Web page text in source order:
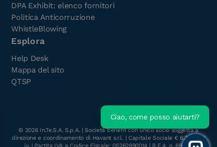
l'e-Book gratuito
DPA Exhibit: elenco fornitori
Politica Anticorruzione
WhistleBlowing
Esplora
Help Desk
Mappa del sito
QTSP
© 2026In.Te.S.A. S.p.A. | Società benefit con unico socio soggetta a
direzione e coordinamento di Havant s.r.l. | Capitale Sociale € 6.300.000
i.v. | Partita IVA e Codice Fiscale: 05262890014 | R.E.A. n. 696117
Ciao, come posso aiutarti?